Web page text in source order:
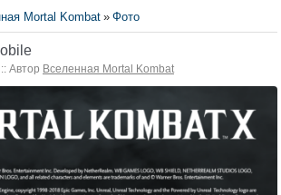
Mortal Kombat» Фото
Автор Вселенная Mortal Kombat